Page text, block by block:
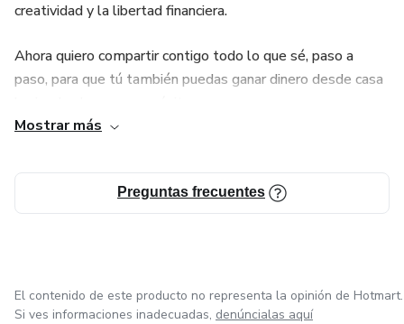
creatividad y la libertad financiera.
Ahora quiero compartir contigo todo lo que sé, paso a
paso, para que tú también puedas ganar dinero desde casa
pieza se convierte en una bendición que transforma vidas
— empezando por la tuya. 💫
Mostrar más
Preguntas frecuentes
El contenido de este producto no representa la opinión de Hotmart.
Si ves informaciones inadecuadas, denúncialas aquí